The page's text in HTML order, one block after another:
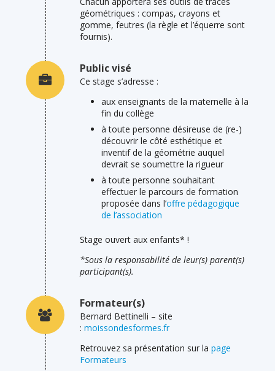
géométriques : compas, crayons et
gomme, feutres (la règle et l’équerre sont
fournis).
Public visé
Ce stage s’adresse :
aux enseignants de la maternelle à la
fin du collège
à toute personne désireuse de (re-)
découvrir le côté esthétique et
inventif de la géométrie auquel
devrait se soumettre la rigueur
à toute personne souhaitant
effectuer le parcours de formation
proposée dans l’offre pédagogique
de l’association
Stage ouvert aux enfants* !
*Sous la responsabilité de leur(s) parent(s)
participant(s).
Formateur(s)
Bernard Bettinelli – site
: moissondesformes.fr
Retrouvez sa présentation sur la page
Formateurs